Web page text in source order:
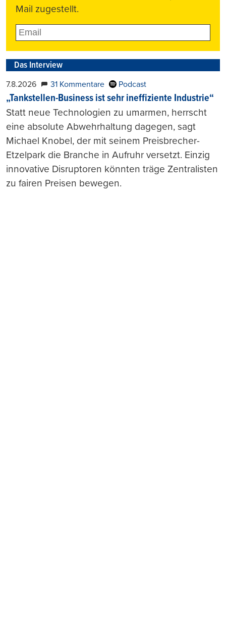
Mail zugestellt.
Das Interview
7.8.2026 31 Kommentare Podcast
„Tankstellen-Business ist sehr ineffiziente Industrie“
Statt neue Technologien zu umarmen, herrscht
eine absolute Abwehrhaltung dagegen, sagt
Michael Knobel, der mit seinem Preisbrecher-
Etzelpark die Branche in Aufruhr versetzt. Einzig
innovative Disruptoren könnten träge Zentralisten
zu fairen Preisen bewegen.